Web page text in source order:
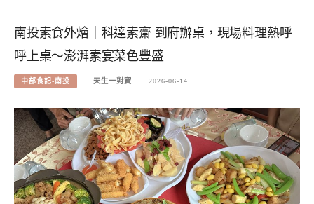
南投素食外燴｜科達素齋 到府辦桌，現場料理熱呼
呼上桌～澎湃素宴菜色豐盛
中部食記-南投 天生一對寶 2026-06-14